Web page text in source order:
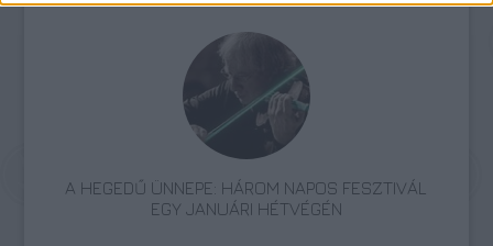
A HEGEDŰ ÜNNEPE: HÁROM NAPOS FESZTIVÁL
EGY JANUÁRI HÉTVÉGÉN